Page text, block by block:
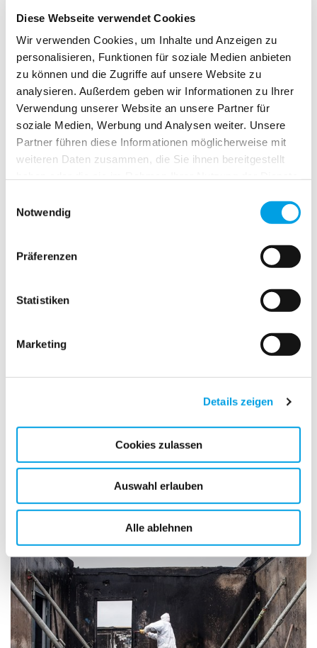
Diese Webseite verwendet Cookies
Wir verwenden Cookies, um Inhalte und Anzeigen zu
personalisieren, Funktionen für soziale Medien anbieten
zu können und die Zugriffe auf unsere Website zu
analysieren. Außerdem geben wir Informationen zu Ihrer
Verwendung unserer Website an unsere Partner für
soziale Medien, Werbung und Analysen weiter. Unsere
Partner führen diese Informationen möglicherweise mit
weiteren Daten zusammen, die Sie ihnen bereitgestellt
Notwendig
Präferenzen
Statistiken
Marketing
Details zeigen
Cookies zulassen
Auswahl erlauben
Alle ablehnen
Ursprungszustand an Gebäudeteilen und/oder Inventar
POLYGON bietet Ihnen einen umfassenden Rundum-
Service an. Dieser umfasst je nach Bedarf und Wunsch den
Abbruch, die Instandsetzung, eine technische Trocknung bis
hin zur Sanierung und Wiederherstellung der betroffenen
Bauteile und Flächen und auch der Inventarteile mit allen
erforderlichen Gewerken (z.B. Dachdecker, Bodenleger,
Maler, etc.).
Das Beste daran: Während jedes Projektabschnittshaben
Sie nur einen Ansprachpartner, der Sie perönlich/
24/7 Service
bei Ihnen. Weitere nützliche Tips finden Sie unter
www.polygongroup.de-
Brandschaden